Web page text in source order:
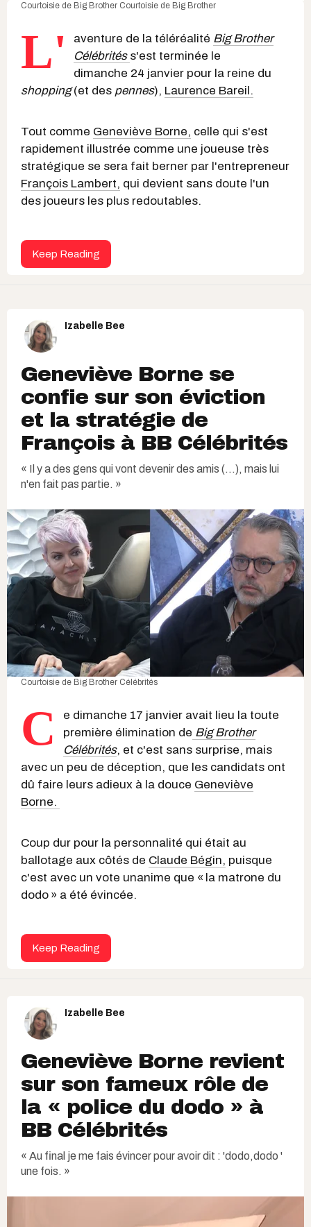
Courtoisie de Big Brother Courtoisie de Big Brother
L' aventure de la téléréalité Big Brother
Célébrités s'est terminée le
dimanche 24 janvier pour la reine du
shopping(et des pennes), Laurence Bareil.
Tout comme Geneviève Borne, celle qui s'est
rapidement illustrée comme une joueuse très
stratégique se sera fait berner par l'entrepreneur
François Lambert, qui devient sans doute l'un
des joueurs les plus redoutables.
Keep Reading
Izabelle Bee
Geneviève Borne se
confie sur son éviction
et la stratégie de
François à BB Célébrités
« Il y a des gens qui vont devenir des amis (...), mais lui
n'en fait pas partie. »
Courtoisie de Big Brother Célébrités
C
e dimanche 17 janvier avait lieu la toute
première élimination de Big Brother
Célébrités, et c'est sans surprise, mais
avec un peu de déception, que les candidats ont
dû faire leurs adieux à la douce Geneviève
Borne.
Coup dur pour la personnalité qui était au
ballotage aux côtés de Claude Bégin, puisque
c'est avec un vote unanime que « la matrone du
dodo » a été évincée.
Keep Reading
Izabelle Bee
Geneviève Borne revient
sur son fameux rôle de
la « police du dodo » à
BB Célébrités
« Au final je me fais évincer pour avoir dit : 'dodo,dodo '
une fois. »